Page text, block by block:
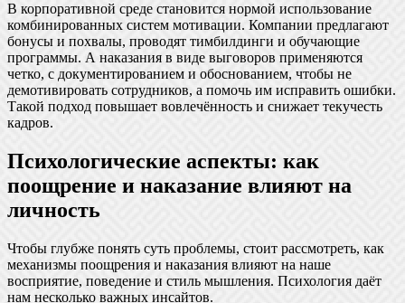
В корпоративной среде становится нормой использование
комбинированных систем мотивации. Компании предлагают
бонусы и похвалы, проводят тимбилдинги и обучающие
программы. А наказания в виде выговоров применяются
четко, с документированием и обоснованием, чтобы не
демотивировать сотрудников, а помочь им исправить ошибки.
Такой подход повышает вовлечённость и снижает текучесть
кадров.
Психологические аспекты: как
поощрение и наказание влияют на
личность
Чтобы глубже понять суть проблемы, стоит рассмотреть, как
механизмы поощрения и наказания влияют на наше
восприятие, поведение и стиль мышления. Психология даёт
нам несколько важных инсайтов.